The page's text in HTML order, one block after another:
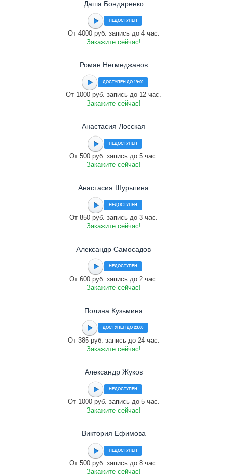
Даша Бондаренко
НЕДОСТУПЕН
От 4000 руб. запись до 4 час.
Закажите сейчас!
Роман Негмеджанов
ДОСТУПЕН ДО 19:00
От 1000 руб. запись до 12 час.
Закажите сейчас!
Анастасия Лосская
НЕДОСТУПЕН
От 500 руб. запись до 5 час.
Закажите сейчас!
Анастасия Шурыгина
НЕДОСТУПЕН
От 850 руб. запись до 3 час.
Закажите сейчас!
Александр Самосадов
НЕДОСТУПЕН
От 600 руб. запись до 2 час.
Закажите сейчас!
Полина Кузьмина
ДОСТУПЕН ДО 23:00
От 385 руб. запись до 24 час.
Закажите сейчас!
Александр Жуков
НЕДОСТУПЕН
От 1000 руб. запись до 5 час.
Закажите сейчас!
Виктория Ефимова
НЕДОСТУПЕН
От 500 руб. запись до 8 час.
Закажите сейчас!